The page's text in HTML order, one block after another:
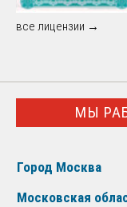
все лицензии →
МЫ
Город Москва
Московская